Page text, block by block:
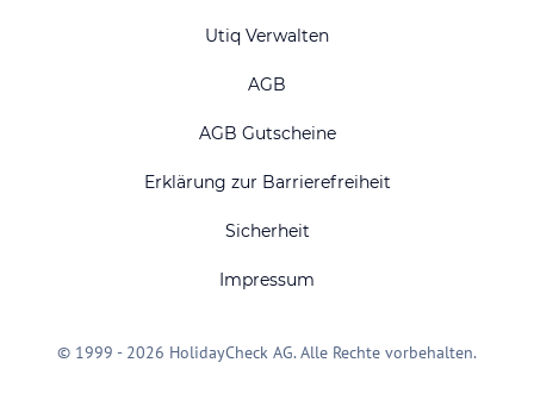
Utiq Verwalten
AGB
AGB Gutscheine
Erklärung zur Barrierefreiheit
Sicherheit
Impressum
© 1999 - 2026 HolidayCheck AG. Alle Rechte vorbehalten.